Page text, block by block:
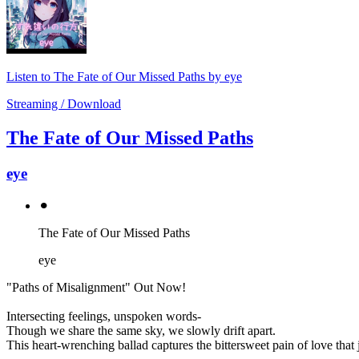
Listen to The Fate of Our Missed Paths by eye
Streaming / Download
The Fate of Our Missed Paths
eye
⚫︎
The Fate of Our Missed Paths
eye
"Paths of Misalignment" Out Now!
Intersecting feelings, unspoken words-
Though we share the same sky, we slowly drift apart.
This heart-wrenching ballad captures the bittersweet pain of love